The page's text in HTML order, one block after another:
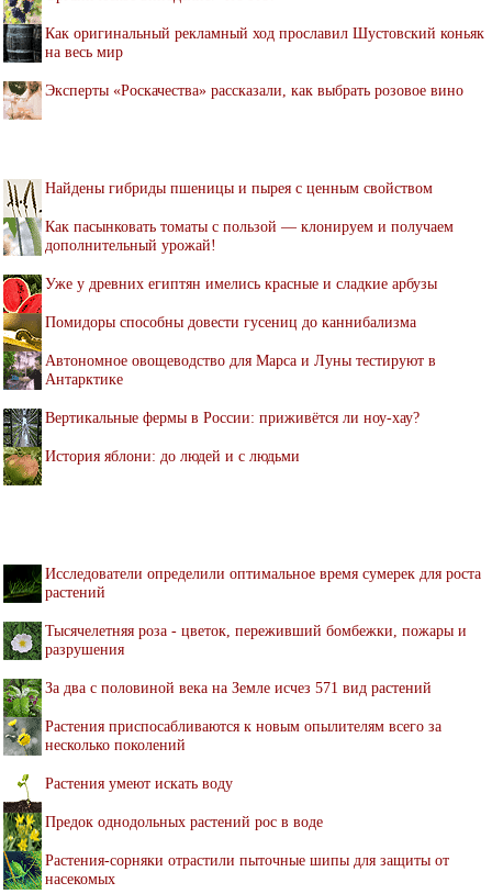
Как оригинальный рекламный ход прославил Шустовский коньяк
на весь мир
Эксперты «Роскачества» рассказали, как выбрать розовое вино
Найдены гибриды пшеницы и пырея с ценным свойством
Как пасынковать томаты с пользой — клонируем и получаем
дополнительный урожай!
Уже у древних египтян имелись красные и сладкие арбузы
Помидоры способны довести гусениц до каннибализма
Автономное овощеводство для Марса и Луны тестируют в
Антарктике
Вертикальные фермы в России: приживётся ли ноу-хау?
История яблони: до людей и с людьми
Исследователи определили оптимальное время сумерек для роста
растений
Тысячелетняя роза - цветок, переживший бомбежки, пожары и
разрушения
За два с половиной века на Земле исчез 571 вид растений
Растения приспосабливаются к новым опылителям всего за
несколько поколений
Растения умеют искать воду
Предок однодольных растений рос в воде
Растения-сорняки отрастили пыточные шипы для защиты от
насекомых